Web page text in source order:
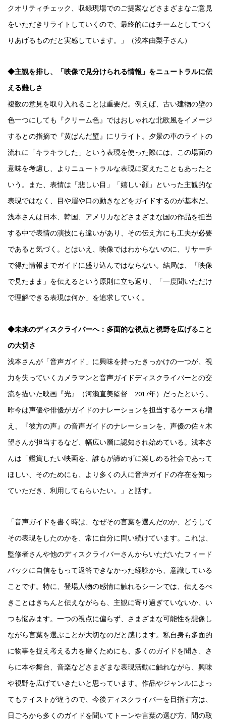
クオリティチェック、収録現場でのご提案などさまざまなご意見
をいただきリライトしていくので、最終的にはチームとしてつく
りあげるものだと実感しています。」（浅本由梨子さん）
◆主観を排し、「映像で見分けられる情報」をニュートラルに伝
える難しさ
複数の意見を取り入れることは重要だ。例えば、古い建物の壁の
色一つにしても『クリーム色』ではおしゃれな北欧風をイメージ
するとの指摘で『黄ばんだ壁』にリライト。夕景の車のライトの
流れに「キラキラした」という表現を使った際には、この場面の
意味を考慮し、よりニュートラルな表現に変えたこともあったと
いう。また、表情は「悲しい目」「嬉しい顔」といった主観的な
表現ではなく、目や眉や口の動きなどをガイドするのが基本だ。
浅本さんは日本、韓国、アメリカなどさまざまな国の作品を担当
する中で表情の演技にも違いがあり、その伝え方にも工夫が必要
であると気づく。とはいえ、映像ではわからないのに、リサーチ
で得た情報までガイドに盛り込んではならない。結局は、「映像
で見たまま」を伝えるという原則に立ち返り、「一度聞いただけ
で理解できる表現は何か」を追求していく。
◆未来のディスクライバーへ：多面的な視点と視野を広げること
の大切さ
浅本さんが「音声ガイド」に興味を持ったきっかけの一つが、視
力を失っていくカメラマンと音声ガイドディスクライバーとの交
流を描いた映画『光』（河瀬直美監督 2017年）だったという。
昨今は声優や俳優がガイドのナレーションを担当するケースも増
え、『彼方の声』の音声ガイドのナレーションを、声優の佐々木
望さんが担当するなど、幅広い層に認知され始めている。浅本さ
んは「鑑賞したい映画を、誰もが諦めずに楽しめる社会であって
ほしい、そのためにも、より多くの人に音声ガイドの存在を知っ
ていただき、利用してもらいたい。」と話す。
「音声ガイドを書く時は、なぜその言葉を選んだのか、どうして
その表現をしたのかを、常に自分に問い続けています。これは、
監修者さんや他のディスクライバーさんからいただいたフィード
バックに自信をもって返答できなかった経験から、意識している
ことです。特に、登場人物の感情に触れるシーンでは、伝えるべ
きことはきちんと伝えながらも、主観に寄り過ぎていないか、い
つも悩みます。一つの視点に偏らず、さまざまな可能性を想像し
ながら言葉を選ぶことが大切なのだと感じます。私自身も多面的
に物事を捉え考える力を磨くためにも、多くのガイドを聞き、さ
らに本や舞台、音楽などさまざまな表現活動に触れながら、興味
や視野を広げていきたいと思っています。作品やジャンルによっ
てもテイストが違うので、今後ディスクライバーを目指す方は、
日ごろから多くのガイドを聞いてトーンや言葉の選び方、間の取